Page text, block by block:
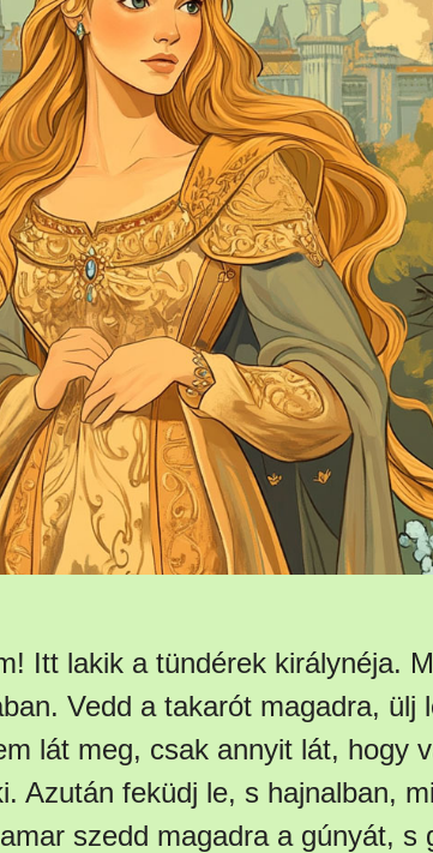
Itt lakik a tündérek királynéja.
Vedd a takarót magadra, ülj
lát meg, csak annyit lát, hogy
Azután feküdj le, s hajnalban,
szedd magadra a gúnyát, s